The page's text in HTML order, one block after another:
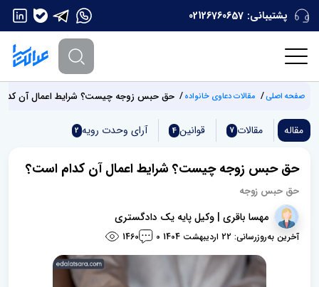
پشتیبانی: 02126760657
صفحه اصلی مقالات دعاوی خانواده حق حبس زوجه چیست؟ شرایط اعمال آن
مقاله مقالات 7 قوانین 4 آرای وحدت‌ رویه 2
حق حبس زوجه چیست؟ شرایط اعمال آن کدام است؟
حق حبس زوجه
مهسا باقری | وکیل پایه یک دادگستری
آخرین به‌روزرسانی: 22 اردیبهشت 1404 0
1460